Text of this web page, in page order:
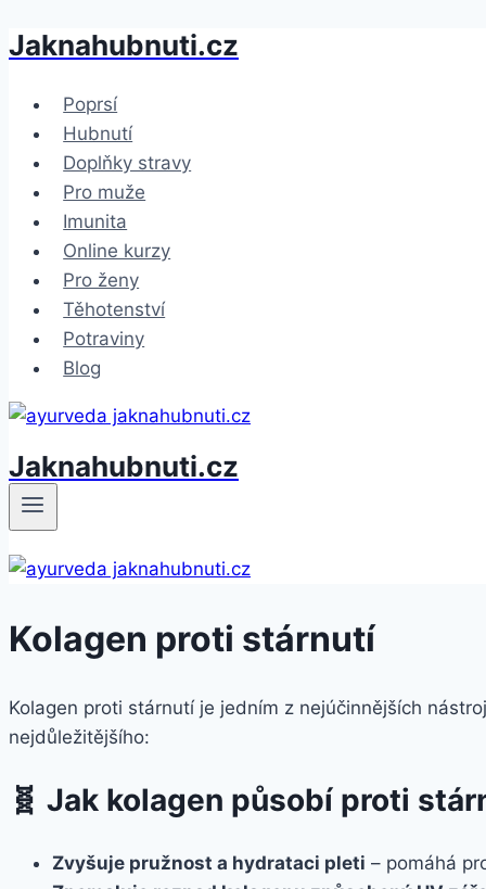
Přeskočit
obsah
Jaknahubnuti.cz
Poprsí
Hubnutí
Doplňky stravy
Pro muže
Imunita
Online kurzy
Pro ženy
Těhotenství
Potraviny
Blog
Jaknahubnuti.cz
Kolagen proti stárnutí
Kolagen proti stárnutí je jedním z nejúčinnějších
nejdůležitějšího:
🧬 Jak kolagen působí proti
Zvyšuje pružnost a hydrataci pleti – pomáhá